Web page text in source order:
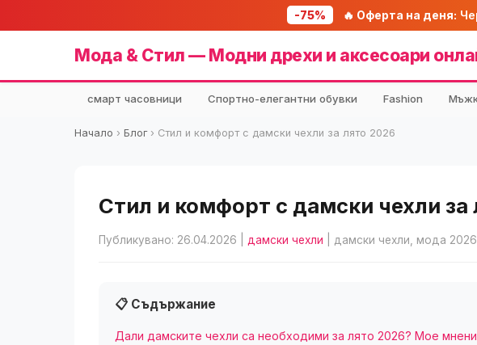
-75% 🔥 Оферта на деня:
Мода & Стил — Модни дрехи и аксесоари
смарт часовници Спортно-елегантни обувки Fashion
Начало › Блог› Стил и комфорт с дамски чехли за лято 2026
Стил и комфорт с дамски чехли за
Публикувано: 26.04.2026 дамски чехли | дамски чехли, мода
📋 Съдържание
Дали дамските чехли са необходими за лято 2026? Мое